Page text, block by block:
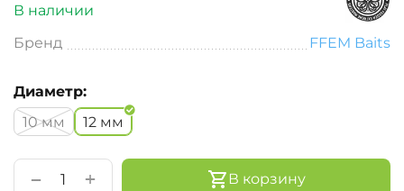
В наличии
Бренд
FFEM Baits
Диаметр:
10 мм
12 мм
+
−
В корзину